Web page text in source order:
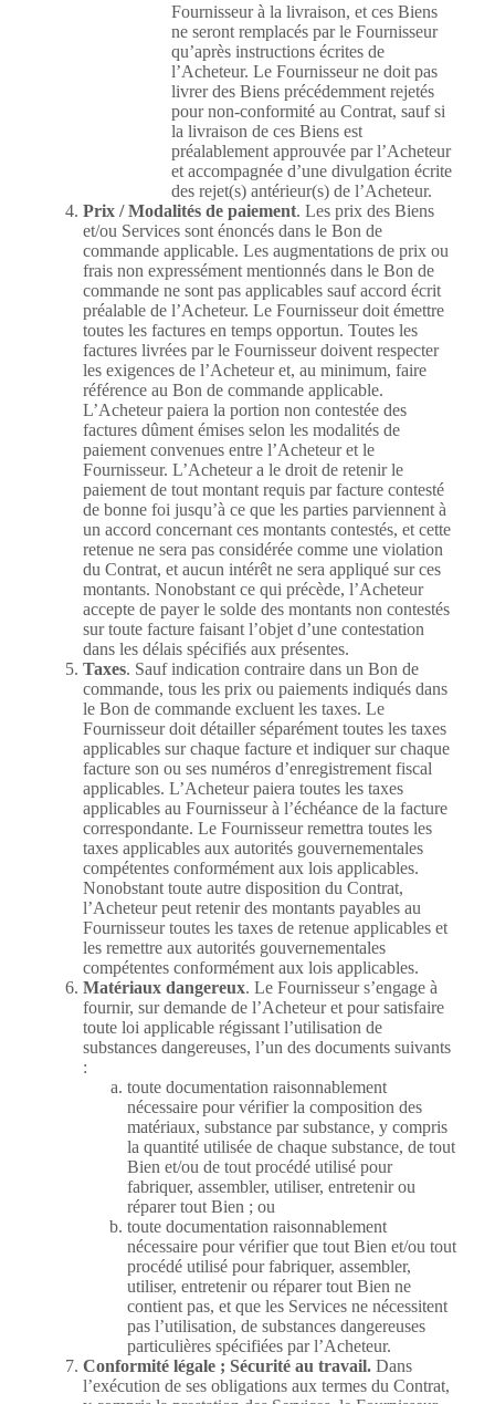
Fournisseur à la livraison, et ces Biens
ne seront remplacés par le Fournisseur
qu’après instructions écrites de
l’Acheteur. Le Fournisseur ne doit pas
livrer des Biens précédemment rejetés
pour non-conformité au Contrat, sauf si
la livraison de ces Biens est
préalablement approuvée par l’Acheteur
et accompagnée d’une divulgation écrite
des rejet(s) antérieur(s) de l’Acheteur.
Prix / Modalités de paiement. Les prix des Biens
et/ou Services sont énoncés dans le Bon de
commande applicable. Les augmentations de prix ou
frais non expressément mentionnés dans le Bon de
commande ne sont pas applicables sauf accord écrit
préalable de l’Acheteur. Le Fournisseur doit émettre
toutes les factures en temps opportun. Toutes les
factures livrées par le Fournisseur doivent respecter
les exigences de l’Acheteur et, au minimum, faire
référence au Bon de commande applicable.
L’Acheteur paiera la portion non contestée des
factures dûment émises selon les modalités de
paiement convenues entre l’Acheteur et le
Fournisseur. L’Acheteur a le droit de retenir le
paiement de tout montant requis par facture contesté
de bonne foi jusqu’à ce que les parties parviennent à
un accord concernant ces montants contestés, et cette
retenue ne sera pas considérée comme une violation
du Contrat, et aucun intérêt ne sera appliqué sur ces
montants. Nonobstant ce qui précède, l’Acheteur
accepte de payer le solde des montants non contestés
sur toute facture faisant l’objet d’une contestation
dans les délais spécifiés aux présentes.
Taxes. Sauf indication contraire dans un Bon de
commande, tous les prix ou paiements indiqués dans
le Bon de commande excluent les taxes. Le
Fournisseur doit détailler séparément toutes les taxes
applicables sur chaque facture et indiquer sur chaque
facture son ou ses numéros d’enregistrement fiscal
applicables. L’Acheteur paiera toutes les taxes
applicables au Fournisseur à l’échéance de la facture
correspondante. Le Fournisseur remettra toutes les
taxes applicables aux autorités gouvernementales
compétentes conformément aux lois applicables.
Nonobstant toute autre disposition du Contrat,
l’Acheteur peut retenir des montants payables au
Fournisseur toutes les taxes de retenue applicables et
les remettre aux autorités gouvernementales
compétentes conformément aux lois applicables.
Matériaux dangereux. Le Fournisseur s’engage à
fournir, sur demande de l’Acheteur et pour satisfaire
toute loi applicable régissant l’utilisation de
substances dangereuses, l’un des documents suivants
:
toute documentation raisonnablement
nécessaire pour vérifier la composition des
matériaux, substance par substance, y compris
la quantité utilisée de chaque substance, de tout
Bien et/ou de tout procédé utilisé pour
fabriquer, assembler, utiliser, entretenir ou
réparer tout Bien ; ou
toute documentation raisonnablement
nécessaire pour vérifier que tout Bien et/ou tout
procédé utilisé pour fabriquer, assembler,
utiliser, entretenir ou réparer tout Bien ne
contient pas, et que les Services ne nécessitent
pas l’utilisation, de substances dangereuses
particulières spécifiées par l’Acheteur.
Conformité légale ; Sécurité au travail.Dans
l’exécution de ses obligations aux termes du Contrat,